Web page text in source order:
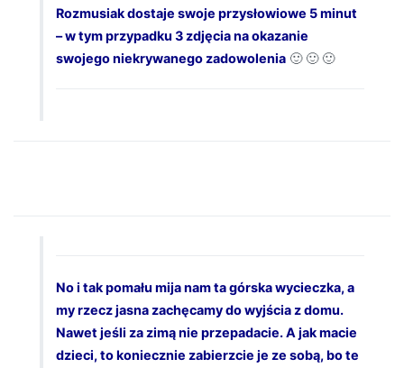
Rozmusiak dostaje swoje przysłowiowe 5 minut
– w tym przypadku 3 zdjęcia na okazanie
swojego niekrywanego zadowolenia 🙂 🙂 🙂
No i tak pomału mija nam ta górska wycieczka, a
my rzecz jasna zachęcamy do wyjścia z domu.
Nawet jeśli za zimą nie przepadacie. A jak macie
dzieci, to koniecznie zabierzcie je ze sobą, bo te